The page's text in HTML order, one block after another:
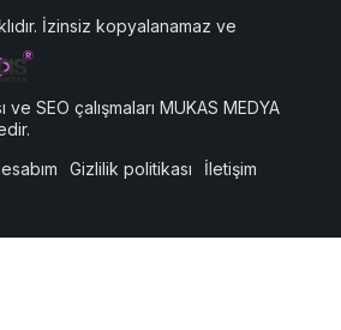
İzinsiz kopyalanamaz ve
ve SEO çalışmaları MUKAS MEDYA
Gizlilik politikası İletişim